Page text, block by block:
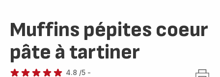
Muffins pépites coeur
pâte à tartiner
4.8 /5 -